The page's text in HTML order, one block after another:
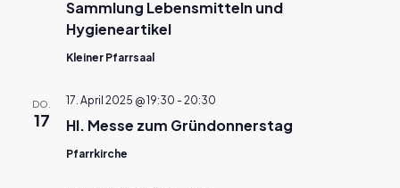
Sammlung Lebensmitteln und
Hygieneartikel
Kleiner Pfarrsaal
DO.
17 Hl. Messe zum Gründonnerstag
17. April 2025 @ 19:30 - 20:30
Pfarrkirche